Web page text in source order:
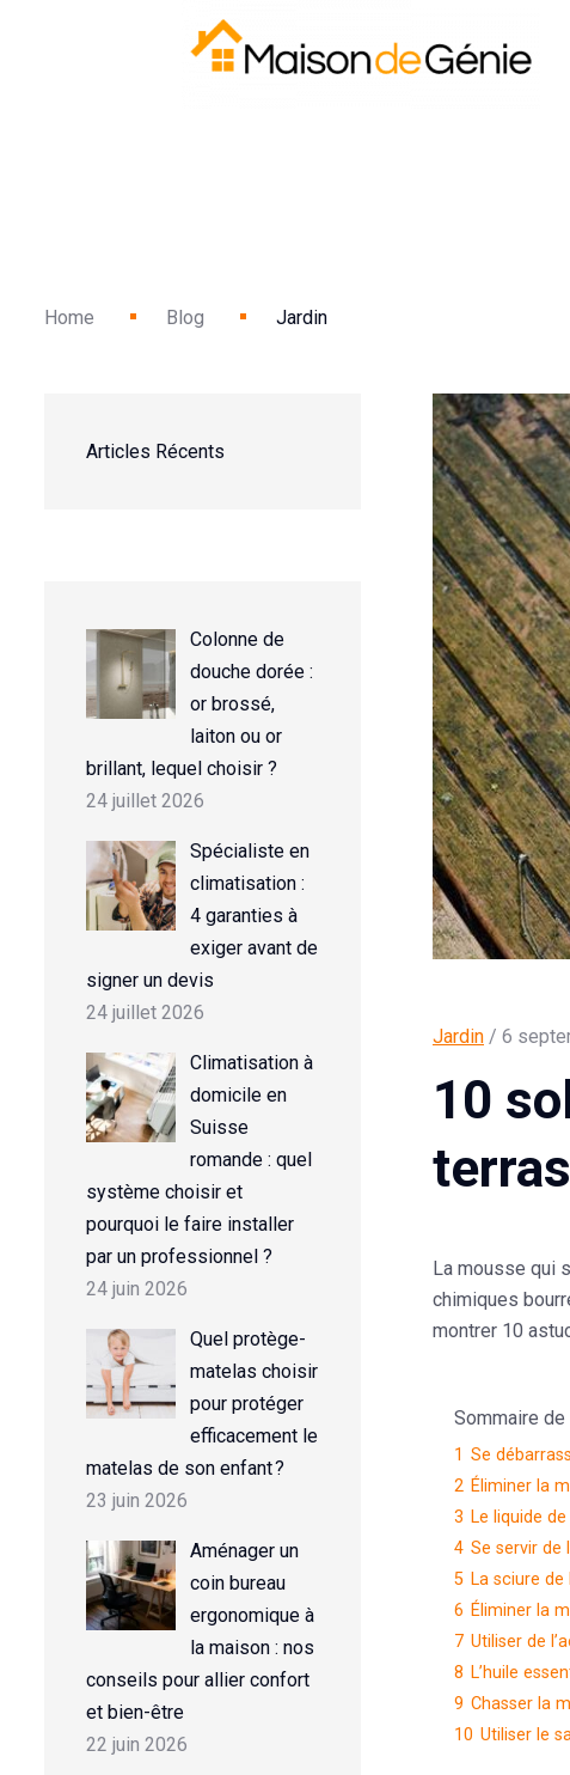
Home Blog Jardin
Articles Récents
Colonne de
douche dorée :
or brossé,
laiton ou or
brillant, lequel choisir ?
24 juillet 2026
Spécialiste en
climatisation :
4 garanties à
exiger avant de
signer un devis
24 juillet 2026
Climatisation à
domicile en
Suisse
romande : quel
système choisir et
pourquoi le faire installer
par un professionnel ?
24 juin 2026
Quel protège-
matelas choisir
pour protéger
efficacement le
matelas de son enfant ?
23 juin 2026
Aménager un
coin bureau
ergonomique à
la maison : nos
conseils pour allier confort
et bien-être
22 juin 2026
Jardin / 6
10
La mousse qui
chimiques
montrer 10
Sommaire de
1 Se
2 Éliminer la
3 Le liquide
4 Se servir de
5 La sciure
6 Éliminer la
7 Utiliser de
8 L’huile
9 Chasser la
10 Utiliser le